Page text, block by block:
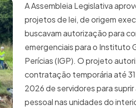
A Assembleia Legislativa
projetos de lei, de origem
buscavam autorização para
emergenciais para o Instituto
Perícias (IGP). O projeto
contratação temporária até
2026 de servidores para
pessoal nas unidades do